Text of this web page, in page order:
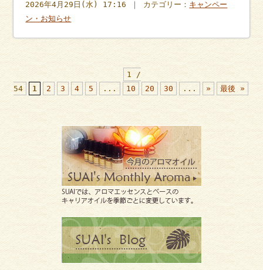
2026年4月29日(水) 17:16 ｜ カテゴリー： キャンペー
ン・お知らせ
1 /
54
1 2 3 4 5 ... 10 20 30 ... » 最後 »